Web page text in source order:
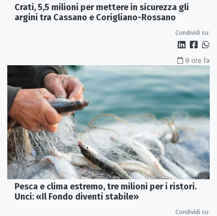
Crati, 5,5 milioni per mettere in sicurezza gli
argini tra Cassano e Corigliano-Rossano
Condividi su:
9 ore fa
Pesca e clima estremo, tre milioni per i ristori.
Unci: «Il Fondo diventi stabile»
Condividi su: